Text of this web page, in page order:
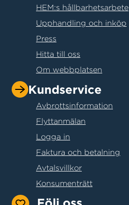
HEM:s hållbarhetsarbete
Upphandling och inköp
Press
Hitta till oss
Om webbplatsen
Kundservice
Avbrottsinformation
Flyttanmälan
Logga in
Faktura och betalning
Avtalsvillkor
Konsumenträtt